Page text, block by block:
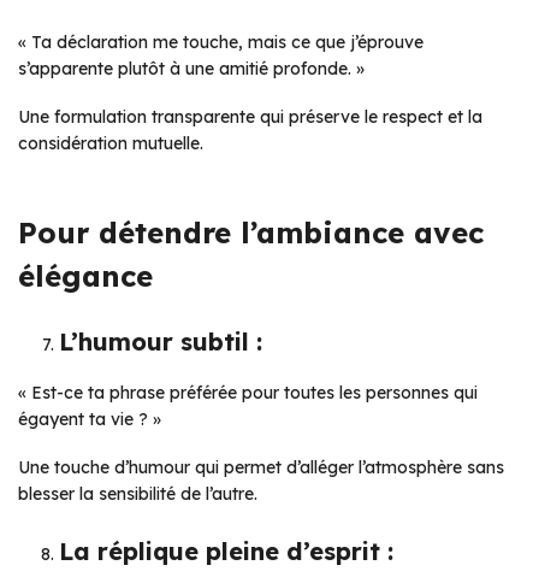
« Ta déclaration me touche, mais ce que j’éprouve
s’apparente plutôt à une amitié profonde. »
Une formulation transparente qui préserve le respect et la
considération mutuelle.
Pour détendre l’ambiance avec
élégance
L’humour subtil :
« Est-ce ta phrase préférée pour toutes les personnes qui
égayent ta vie ? »
Une touche d’humour qui permet d’alléger l’atmosphère sans
blesser la sensibilité de l’autre.
La réplique pleine d’esprit :